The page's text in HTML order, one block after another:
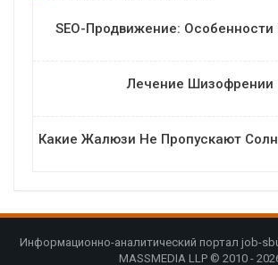
SEO-Продвижение:
Лечение Шизофрении
Какие Жалюзи Не Пропускают
Информационно-аналитический портал job-
MASSMEDIA LLP © 2010 -